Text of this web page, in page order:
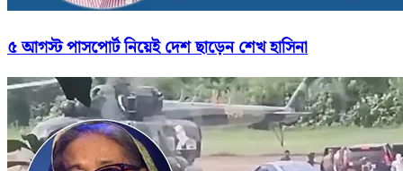
৫ আগস্ট পাসপোর্ট নিয়েই দেশ ছাড়েন শেখ হাসিনা